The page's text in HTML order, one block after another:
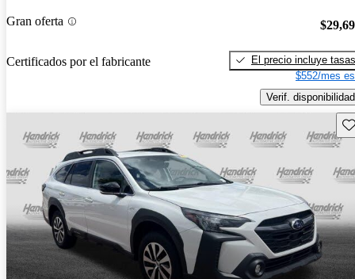
Gran oferta
Certificados por el fabricante
El precio incluye tasas
$552/mes
Verif. disponibilidad